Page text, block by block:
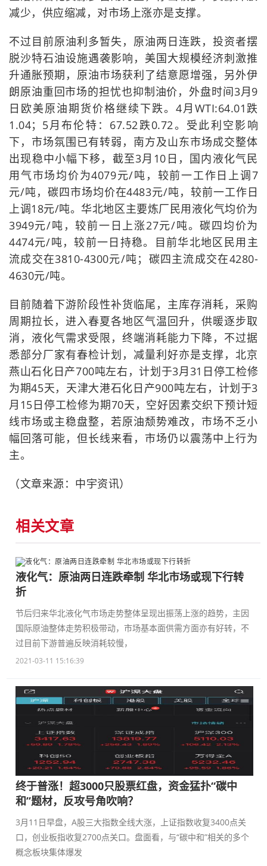
减少，供应缩减，对市场上涨亦是支撑。
不过目前原油利多暂失，原油两日连跌，投资者摆
脱沙特石油设施遇袭影响，美国大规模经济刺激推
升通胀预期，原油市场获利了结意愿增强，另外伊
朗原油重回市场的担忧也抑制油价，外盘时间3月9
日欧美原油期货价格继续下跌。4月WTI:64.01跌
1.04；5月布伦特：67.52跌0.72。受此利空影响
下，市场氛围已有转弱，南方及山东市场成交整体
出现稳中小幅下移，截至3月10日，国内液化气民
用气市场均价为4079元/吨，较前一工作日上调7
元/吨，碳四市场均价在4483元/吨，较前一工作日
上调18元/吨。华北地区主要炼厂民用液化气均价为
3949元/吨，较前一日上涨27元/吨。碳四均价为
4474元/吨，较前一日持稳。目前华北地区民用主
流成交在3810-4300元/吨；碳四主流成交在4280-
4630元/吨。
目前随着下游阶段性补货临尾，主库存消耗，采购
周期拉长，进入春夏各地区气温回升，供暖逐步取
消，液化气需求受限，终端消耗能力下降，不过据
悉部分厂家有春检计划，减量利好亦是支撑，北京
燕山石化日产700吨左右，计划于3月31日停工检修
为期45天，天津大港石化日产900吨左右，计划于3
月15日停工检修为期70天，空好因素交织下预计短
线市场或主稳盘整，若原油颓势难改，市场不乏小
幅回落可能，但长线来看，市场仍以震荡中上行为
主。
（文章来源：中宇资讯）
相关文章
液化气：原油两日连跌牵制 华北市场或现下行转
折
节后归来华北液化气市场走势整体呈现出振荡上涨的趋势，主因
国际原油整体走势积极带动，市场基本面供需方面亦有好转，不
过目前下游普遍反映消耗较慢，
2021-03-11 15:16:39
终于普涨！超3000只股票红盘，资金猛扑“碳中
和”题材，反攻号角吹响？
3月11日早盘，A股三大指数全线大涨，上证指数收复3400点关
口，创业板指收复2700点关口。盘面看，与“碳中和”相关的多个
概念板块集体爆发